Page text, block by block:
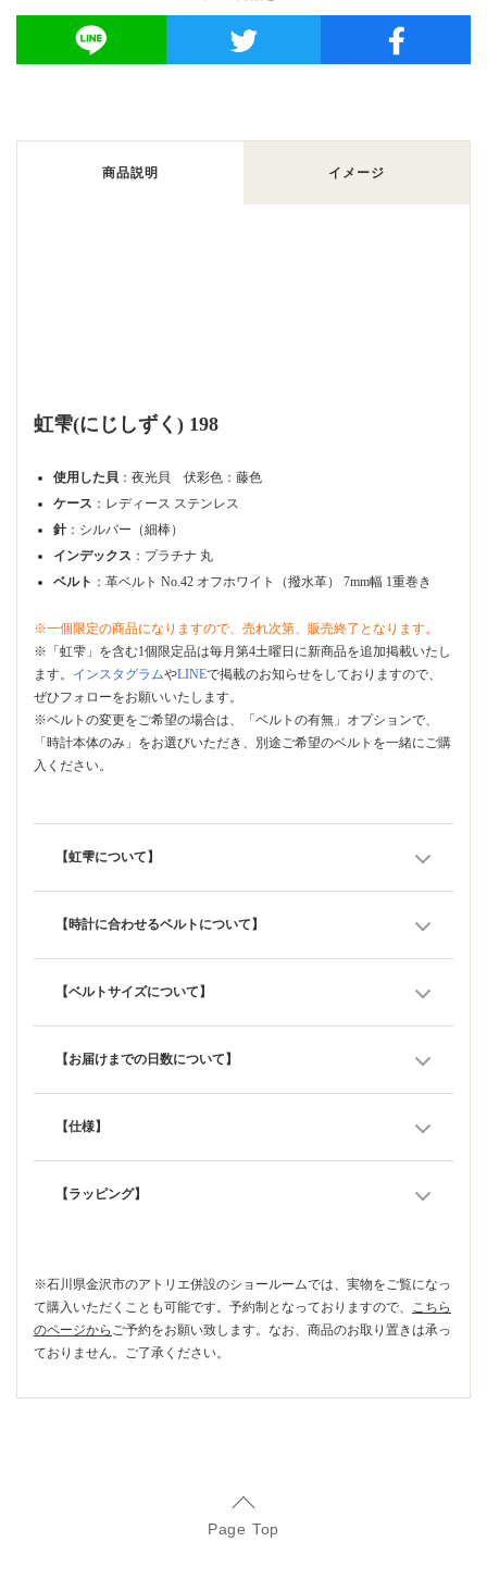
商品説明 イメージ
虹雫(にじしずく) 198
使用した貝 ：夜光貝 伏彩色：藤色
ケース ：レディース ステンレス
針：シルバー（細棒）
インデックス ：プラチナ 丸
ベルト ：革ベルト No.42 オフホワイト（撥水革） 7mm幅 1重巻き
※一個限定の商品になりますので、売れ次第、販売終了となります。
※「虹雫」を含む1個限定品は毎月第4土曜日に新商品を追加掲載いたし
ます。 インスタグラムやLINEで掲載のお知らせをしておりますので、
ぜひフォローをお願いいたします。
※ベルトの変更をご希望の場合は、「ベルトの有無」オプションで、
「時計本体のみ」をお選びいただき、別途ご希望のベルトを一緒にご購
入ください。
【虹雫について】
【時計に合わせるベルトについて】
【ベルトサイズについて】
【お届けまでの日数について】
【仕様】
【ラッピング】
※石川県金沢市のアトリエ併設のショールームでは、実物をご覧になっ
て購入いただくことも可能です。予約制となっておりますので、 こちら
のページから ご予約をお願い致します。なお、商品のお取り置きは承っ
ておりません。ご了承ください。
Page Top